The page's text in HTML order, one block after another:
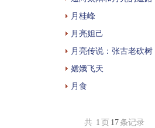
月桂峰
月亮妲己
月亮传说：张古老砍树
嫦娥飞天
月食
共 1 页 17 条记录